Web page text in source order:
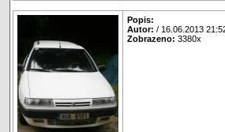
Popis:
Autor: / 16.06.2013
Zobrazeno: 3380x